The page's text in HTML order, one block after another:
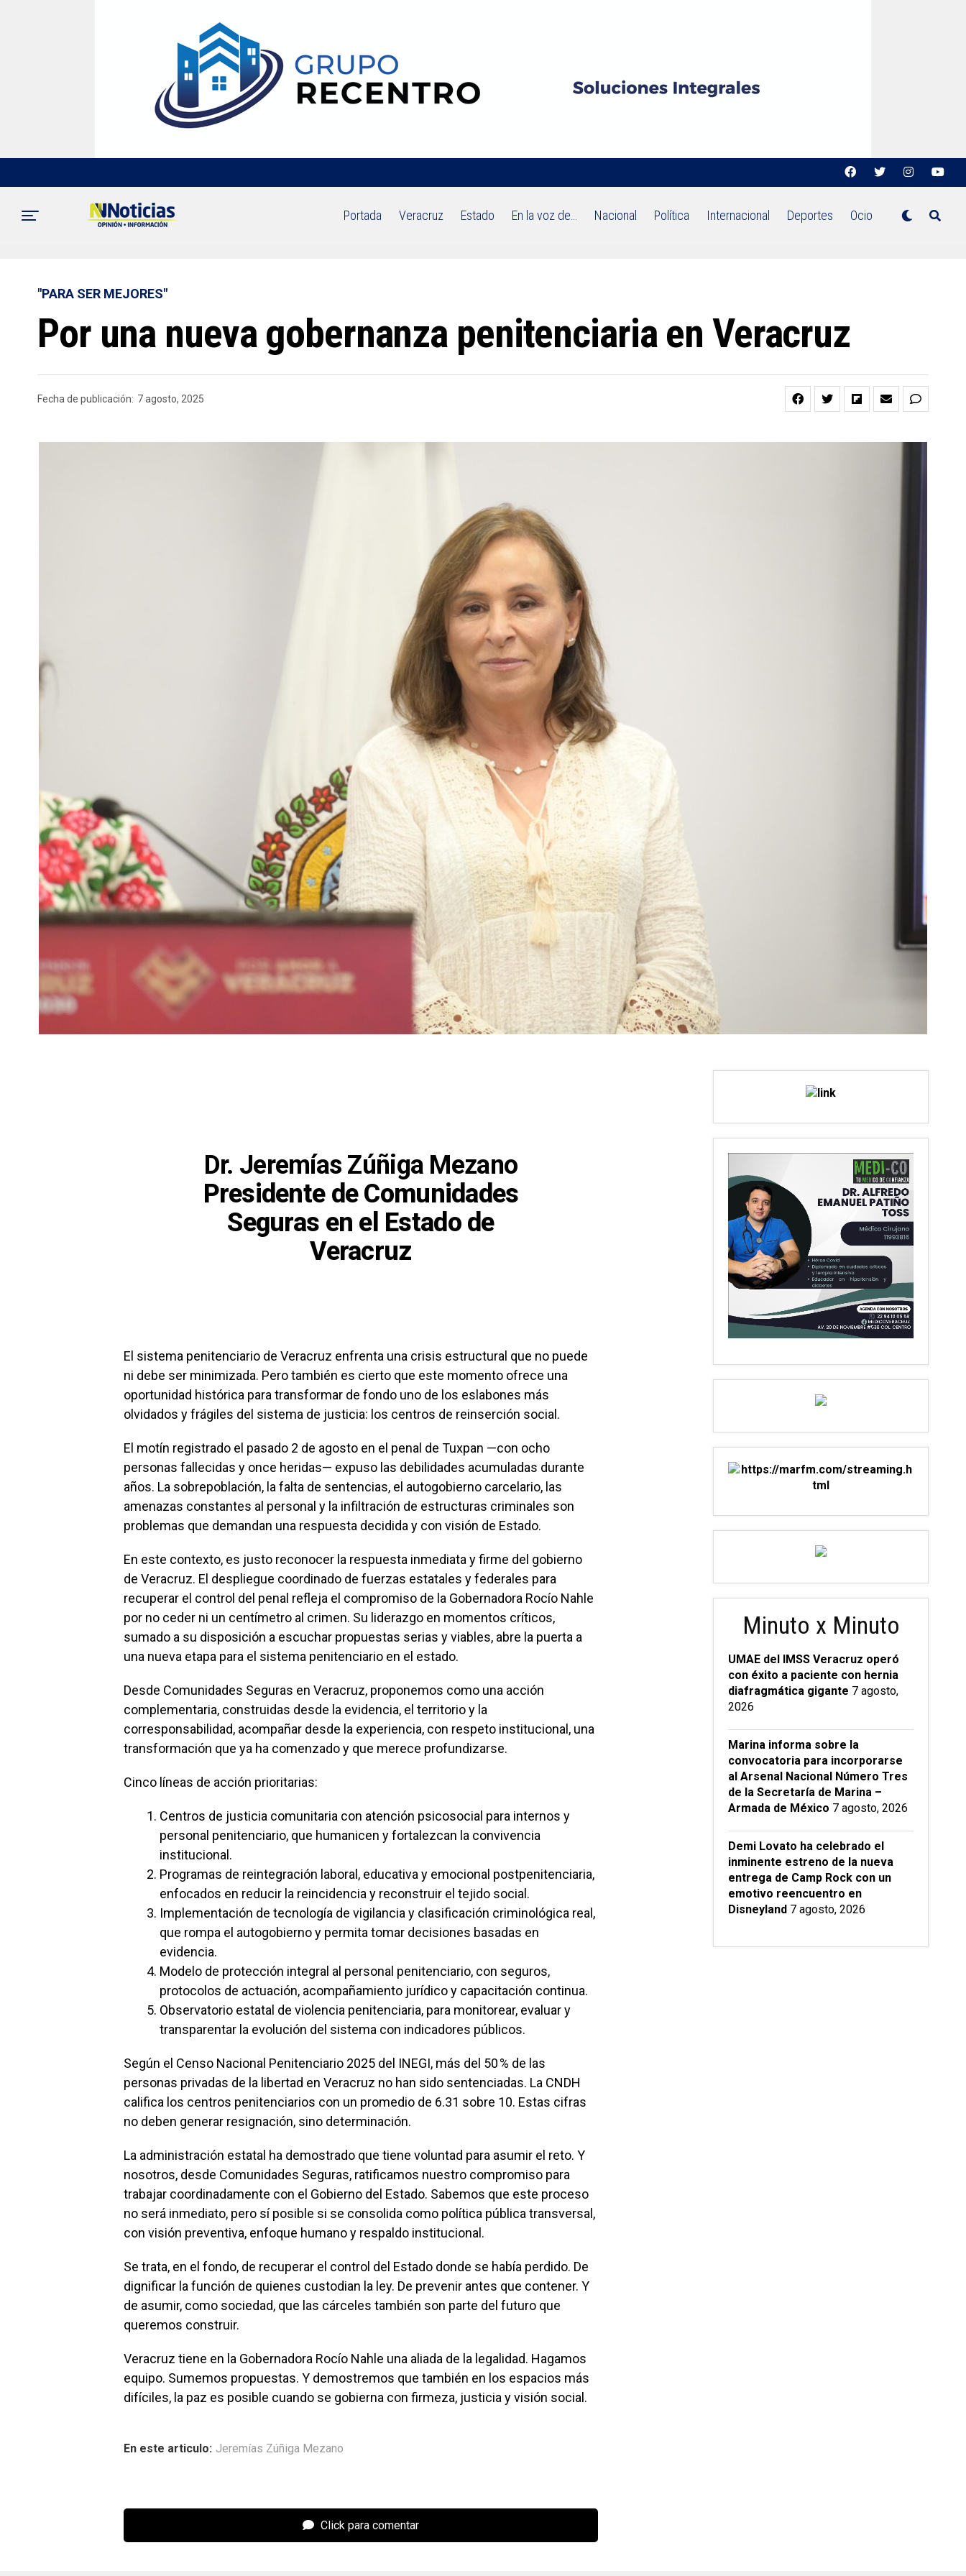
Portada Veracruz Estado En la voz de… Nacional Política Internacional Deportes Ocio
"PARA SER MEJORES"
Por una nueva gobernanza penitenciaria en Veracruz
Fecha de publicación: 7 agosto, 2025
Dr. Jeremías Zúñiga Mezano
Presidente de Comunidades
Seguras en el Estado de
Veracruz
El sistema penitenciario de Veracruz enfrenta una crisis estructural que no puede
ni debe ser minimizada. Pero también es cierto que este momento ofrece una
oportunidad histórica para transformar de fondo uno de los eslabones más
olvidados y frágiles del sistema de justicia: los centros de reinserción social.
El motín registrado el pasado 2 de agosto en el penal de Tuxpan —con ocho
personas fallecidas y once heridas— expuso las debilidades acumuladas durante
años. La sobrepoblación, la falta de sentencias, el autogobierno carcelario, las
amenazas constantes al personal y la infiltración de estructuras criminales son
problemas que demandan una respuesta decidida y con visión de Estado.
En este contexto, es justo reconocer la respuesta inmediata y firme del gobierno
de Veracruz. El despliegue coordinado de fuerzas estatales y federales para
recuperar el control del penal refleja el compromiso de la Gobernadora Rocío Nahle
por no ceder ni un centímetro al crimen. Su liderazgo en momentos críticos,
sumado a su disposición a escuchar propuestas serias y viables, abre la puerta a
una nueva etapa para el sistema penitenciario en el estado.
Desde Comunidades Seguras en Veracruz, proponemos como una acción
complementaria, construidas desde la evidencia, el territorio y la
corresponsabilidad, acompañar desde la experiencia, con respeto institucional, una
transformación que ya ha comenzado y que merece profundizarse.
Cinco líneas de acción prioritarias:
Centros de justicia comunitaria con atención psicosocial para internos y
personal penitenciario, que humanicen y fortalezcan la convivencia
institucional.
Programas de reintegración laboral, educativa y emocional postpenitenciaria,
enfocados en reducir la reincidencia y reconstruir el tejido social.
Implementación de tecnología de vigilancia y clasificación criminológica real,
que rompa el autogobierno y permita tomar decisiones basadas en
evidencia.
Modelo de protección integral al personal penitenciario, con seguros,
protocolos de actuación, acompañamiento jurídico y capacitación continua.
Observatorio estatal de violencia penitenciaria, para monitorear, evaluar y
transparentar la evolución del sistema con indicadores públicos.
Según el Censo Nacional Penitenciario 2025 del INEGI, más del 50 % de las
personas privadas de la libertad en Veracruz no han sido sentenciadas. La CNDH
califica los centros penitenciarios con un promedio de 6.31 sobre 10. Estas cifras
no deben generar resignación, sino determinación.
La administración estatal ha demostrado que tiene voluntad para asumir el reto. Y
nosotros, desde Comunidades Seguras, ratificamos nuestro compromiso para
trabajar coordinadamente con el Gobierno del Estado. Sabemos que este proceso
no será inmediato, pero sí posible si se consolida como política pública transversal,
con visión preventiva, enfoque humano y respaldo institucional.
Se trata, en el fondo, de recuperar el control del Estado donde se había perdido. De
dignificar la función de quienes custodian la ley. De prevenir antes que contener. Y
de asumir, como sociedad, que las cárceles también son parte del futuro que
queremos construir.
Veracruz tiene en la Gobernadora Rocío Nahle una aliada de la legalidad. Hagamos
equipo. Sumemos propuestas. Y demostremos que también en los espacios más
difíciles, la paz es posible cuando se gobierna con firmeza, justicia y visión social.
En este articulo: Jeremías Zúñiga Mezano
Click para comentar
Minuto x Minuto
UMAE del IMSS Veracruz operó
con éxito a paciente con hernia
diafragmática gigante 7 agosto,
2026
Marina informa sobre la
convocatoria para incorporarse
al Arsenal Nacional Número Tres
de la Secretaría de Marina –
Armada de México 7 agosto, 2026
Demi Lovato ha celebrado el
inminente estreno de la nueva
entrega de Camp Rock con un
emotivo reencuentro en
Disneyland 7 agosto, 2026